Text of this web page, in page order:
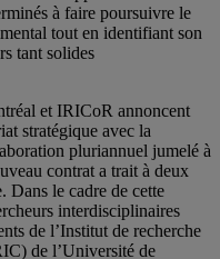
à faire poursuivre le
tout en identifiant son
tant solides
et IRICoR annoncent
stratégique avec la
pluriannuel jumelé à
contrat a trait à deux
Dans le cadre de cette
interdisciplinaires
de l’Institut de recherche
de l’Université de